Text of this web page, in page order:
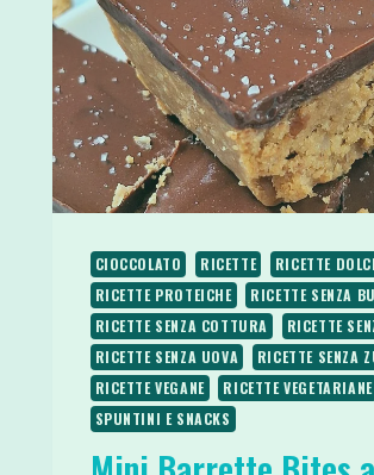
CIOCCOLATO RICETTE
RICETTE DOLCI
RICETTE PROTEICHE
RICETTE SENZA
RICETTE SENZA COTTURA
RICETTE
RICETTE SENZA UOVA
RICETTE SENZA
RICETTE VEGANE
RICETTE VEGETARIANE
SPUNTINI E SNACKS